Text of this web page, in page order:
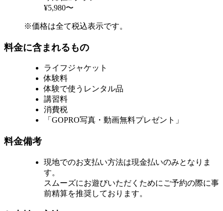
¥5,980〜
※価格は全て税込表示です。
料金に含まれるもの
ライフジャケット
体験料
体験で使うレンタル品
講習料
消費税
「GOPRO写真・動画無料プレゼント」
料金備考
現地でのお支払い方法は現金払いのみとなりま
す。
スムーズにお遊びいただくためにご予約の際に事
前精算を推奨しております。